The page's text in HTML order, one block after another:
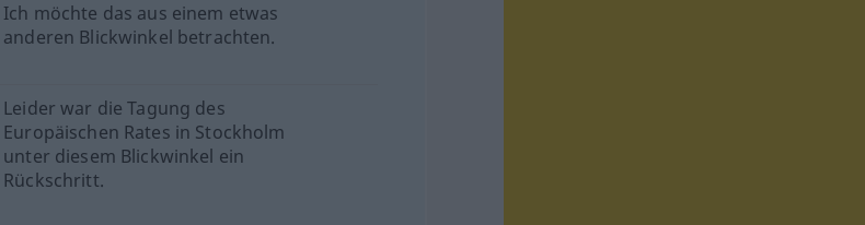
Ich möchte das aus einem etwas
anderen Blickwinkel betrachten.
Leider war die Tagung des
Europäischen Rates in Stockholm
unter diesem Blickwinkel ein
Rückschritt.